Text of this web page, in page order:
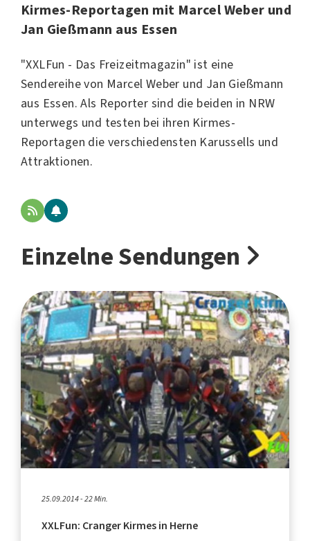
Kirmes-Reportagen mit Marcel Weber und
Jan Gießmann aus Essen
"XXLFun - Das Freizeitmagazin" ist eine
Sendereihe von Marcel Weber und Jan Gießmann
aus Essen. Als Reporter sind die beiden in NRW
unterwegs und testen bei ihren Kirmes-
Reportagen die verschiedensten Karussells und
Attraktionen.
Einzelne Sendungen
25.09.2014 - 22 Min.
XXLFun: Cranger Kirmes in Herne